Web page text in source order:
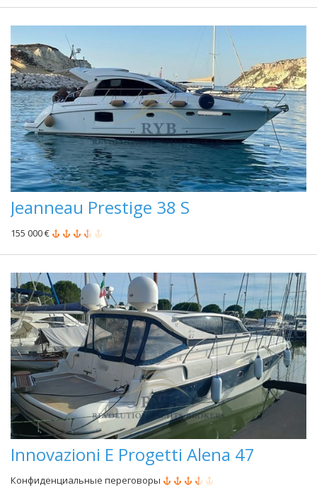
Jeanneau Prestige 38 S
155 000 €
Innovazioni E Progetti Alena 47
Конфиденциальные переговоры